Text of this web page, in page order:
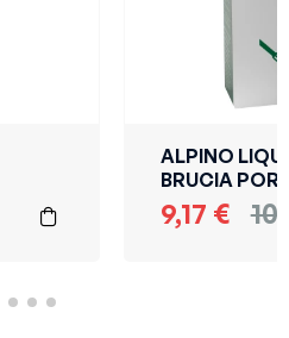
ALPINO
BRUCIA
VERRUCHE
GIOVANARDI
9,17 €